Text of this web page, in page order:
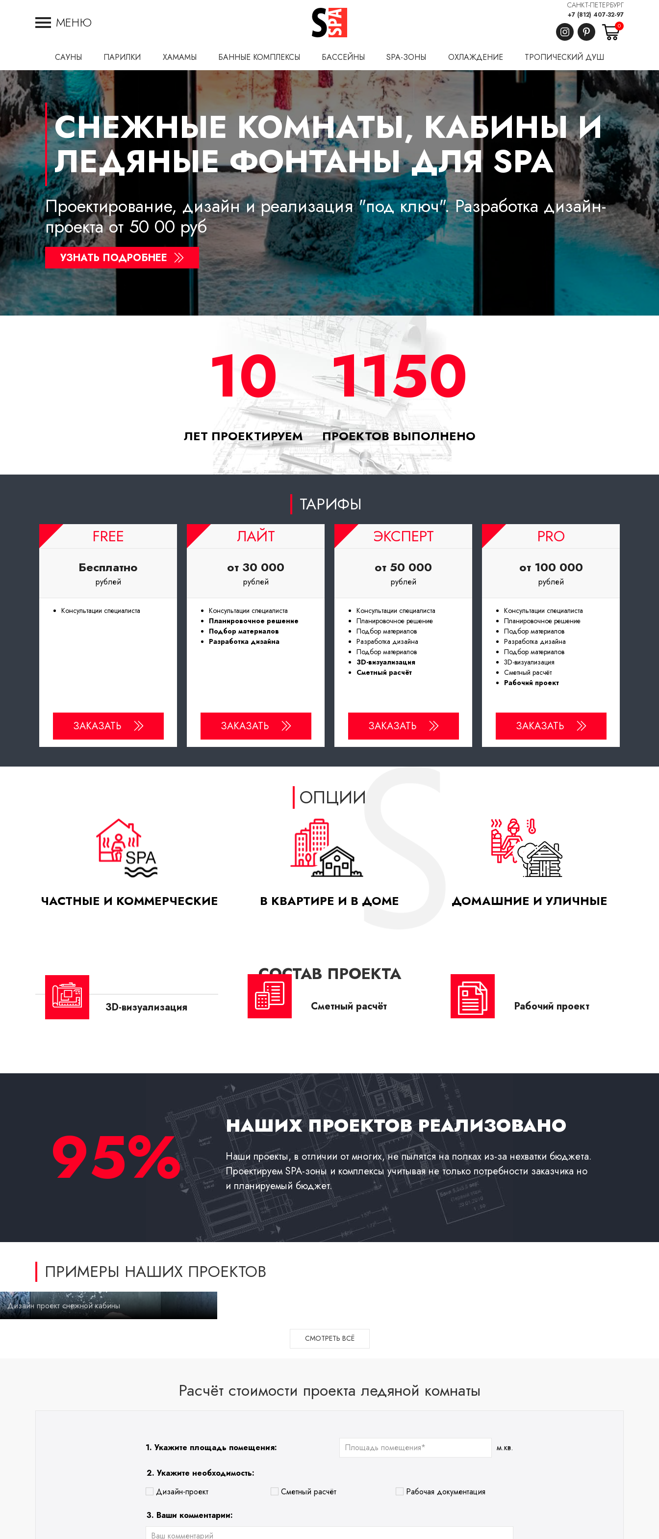
МЕНЮ
САНКТ-ПЕТЕРБУРГ
+7 (812) 407-32-97
0
САУНЫ ПАРИЛКИ ХАМАМЫ БАННЫЕ КОМПЛЕКСЫ БАССЕЙНЫ SPA-ЗОНЫ ОХЛАЖДЕНИЕ ТРОПИЧЕСКИЙ ДУШ
СНЕЖНЫЕ КОМНАТЫ, КАБИНЫ И
ЛЕДЯНЫЕ ФОНТАНЫ ДЛЯ SPA
Проектирование, дизайн и реализация "под ключ". Разработка дизайн-
проекта от 50 00 руб
УЗНАТЬ ПОДРОБНЕЕ
10
ЛЕТ ПРОЕКТИРУЕМ
1150
ПРОЕКТОВ ВЫПОЛНЕНО
ТАРИФЫ
FREE
Бесплатно
рублей
Консультации специалиста
ЗАКАЗАТЬ
ЛАЙТ
от 30 000
рублей
Консультации специалиста
Планировочное решение
Подбор материалов
Разработка дизайна
ЗАКАЗАТЬ
ЭКСПЕРТ
от 50 000
рублей
Консультации специалиста
Планировочное решение
Подбор материалов
Разработка дизайна
Подбор материалов
3D-визуализация
Сметный расчёт
ЗАКАЗАТЬ
PRO
от 100 000
рублей
Консультации специалиста
Планировочное решение
Подбор материалов
Разработка дизайна
Подбор материалов
3D-визуализация
Сметный расчёт
Рабочий проект
ЗАКАЗАТЬ
ОПЦИИ
ЧАСТНЫЕ И КОММЕРЧЕСКИЕ В КВАРТИРЕ И В ДОМЕ ДОМАШНИЕ И УЛИЧНЫЕ
СОСТАВ ПРОЕКТА
3D-визуализация Сметный расчёт Рабочий проект
95% НАШИХ ПРОЕКТОВ РЕАЛИЗОВАНО
Наши проекты, в отличии от многих, не пылятся на полках из-за нехватки бюджета.
Проектируем SPA-зоны и комплексы учитывая не только потребности заказчика но
и планируемый бюджет.
ПРИМЕРЫ НАШИХ ПРОЕКТОВ
Дизайн проект снежной кабины
СМОТРЕТЬ ВСЁ
Расчёт стоимости проекта ледяной комнаты
1. Укажите площадь помещения: м.кв.
2. Укажите необходимость:
Дизайн-проект
Сметный расчёт Рабочая документация
3. Ваши комментарии: